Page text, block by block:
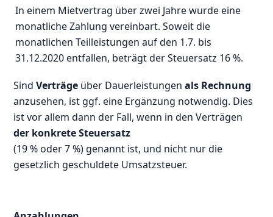
In einem Mietvertrag über zwei Jahre wurde eine
monatliche Zahlung vereinbart. Soweit die
monatlichen Teilleistungen auf den 1.7. bis
31.12.2020 entfallen, beträgt der Steuersatz 16 %.
SindVerträge über Dauerleistungenals Rechnung
anzusehen, ist ggf. eine Ergänzung notwendig. Dies
ist vor allem dann der Fall, wenn in den Verträgen
der konkrete Steuersatz
(19 % oder 7 %) genannt ist, und nicht nur die
gesetzlich geschuldete Umsatzsteuer.